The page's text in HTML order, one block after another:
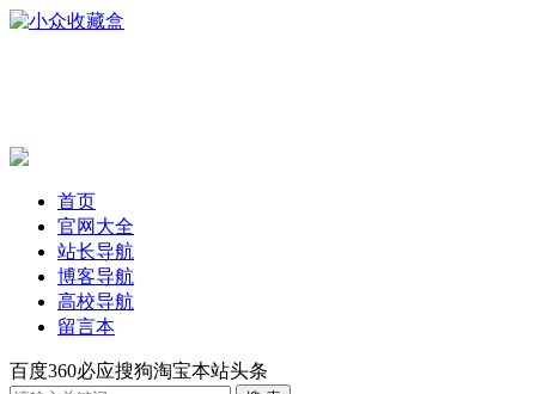
首页
官网大全
站长导航
博客导航
高校导航
留言本
百度360必应搜狗淘宝本站头条